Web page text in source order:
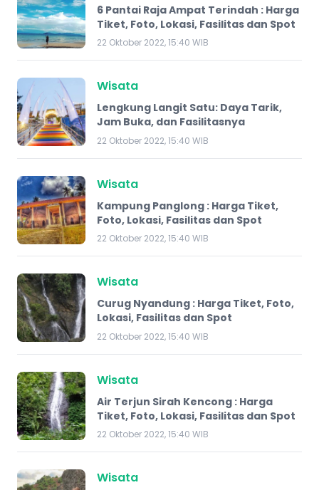
6 Pantai Raja Ampat Terindah : Harga
Tiket, Foto, Lokasi, Fasilitas dan Spot
22 Oktober 2022, 15:40 WIB
Wisata
Lengkung Langit Satu: Daya Tarik,
Jam Buka, dan Fasilitasnya
22 Oktober 2022, 15:40 WIB
Wisata
Kampung Panglong : Harga Tiket,
Foto, Lokasi, Fasilitas dan Spot
22 Oktober 2022, 15:40 WIB
Wisata
Curug Nyandung : Harga Tiket, Foto,
Lokasi, Fasilitas dan Spot
22 Oktober 2022, 15:40 WIB
Wisata
Air Terjun Sirah Kencong : Harga
Tiket, Foto, Lokasi, Fasilitas dan Spot
22 Oktober 2022, 15:40 WIB
Wisata